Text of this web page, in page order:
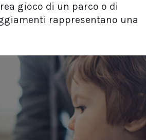
gioco di un parco o di
rappresentano una